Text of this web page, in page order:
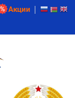
Акции